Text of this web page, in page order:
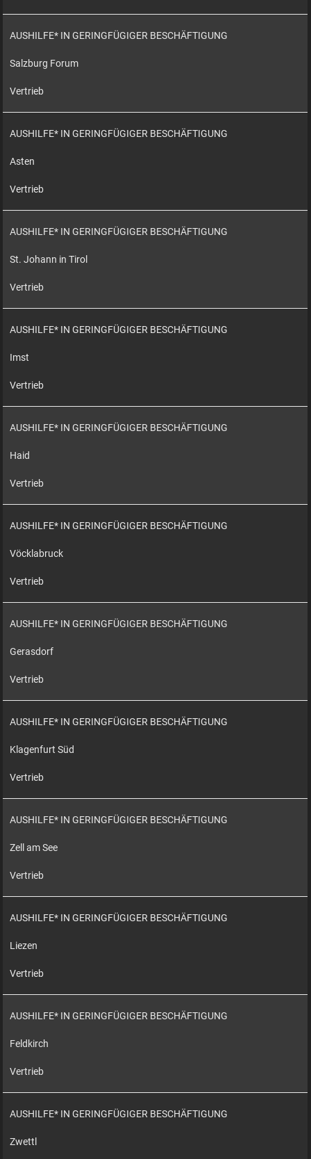
AUSHILFE* IN GERINGFÜGIGER BESCHÄFTIGUNG
Salzburg Forum
Vertrieb
AUSHILFE* IN GERINGFÜGIGER BESCHÄFTIGUNG
Asten
Vertrieb
AUSHILFE* IN GERINGFÜGIGER BESCHÄFTIGUNG
St. Johann in Tirol
Vertrieb
AUSHILFE* IN GERINGFÜGIGER BESCHÄFTIGUNG
Imst
Vertrieb
AUSHILFE* IN GERINGFÜGIGER BESCHÄFTIGUNG
Haid
Vertrieb
AUSHILFE* IN GERINGFÜGIGER BESCHÄFTIGUNG
Vöcklabruck
Vertrieb
AUSHILFE* IN GERINGFÜGIGER BESCHÄFTIGUNG
Gerasdorf
Vertrieb
AUSHILFE* IN GERINGFÜGIGER BESCHÄFTIGUNG
Klagenfurt Süd
Vertrieb
AUSHILFE* IN GERINGFÜGIGER BESCHÄFTIGUNG
Zell am See
Vertrieb
AUSHILFE* IN GERINGFÜGIGER BESCHÄFTIGUNG
Liezen
Vertrieb
AUSHILFE* IN GERINGFÜGIGER BESCHÄFTIGUNG
Feldkirch
Vertrieb
AUSHILFE* IN GERINGFÜGIGER BESCHÄFTIGUNG
Zwettl